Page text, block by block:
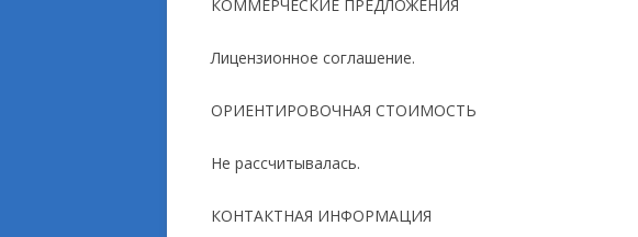
КОММЕРЧЕСКИЕ ПРЕДЛОЖЕНИЯ
Лицензионное соглашение.
ОРИЕНТИРОВОЧНАЯ СТОИМОСТЬ
Не рассчитывалась.
КОНТАКТНАЯ ИНФОРМАЦИЯ